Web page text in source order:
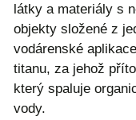
látky a materiály s
objekty složené z
vodárenské
titanu, za jehož
který spaluje
vody.